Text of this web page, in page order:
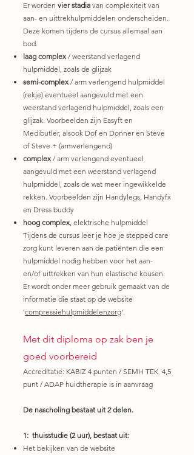
Er worden vier stadia van complexiteit van
aan- en uittrekhulpmiddelen onderscheiden.
Deze komen tijdens de cursus allemaal aan
bod.
laag complex/ weerstand verlagend
hulpmiddel, zoals de glijzak
semi-complex/ arm verlengend hulpmiddel
(rekje) eventueel aangevuld met een
weerstand verlagend hulpmiddel, zoals een
glijzak. Voorbeelden zijn Easyft en
Medibutler, alsook Dof en Donner en Steve
of Steve + (armverlengend)
complex/ arm verlengend eventueel
aangevuld met een weerstand verlagend
hulpmiddel, zoals de wat meer ingewikkelde
rekken. Voorbeelden zijn Handylegs, Handyfx
en Dress buddy
hoog complex, elektrische hulpmiddel
Tijdens de cursus leer je hoe je stepped care
zorg kunt leveren aan de patiënten die een
hulpmiddel nodig hebben voor het aan-
en/of uittrekken van hun elastische kousen.
Er wordt onder meer gebruik gemaakt van de
informatie die staat op de website
'compressiehulpmiddelenzorg'.
Met dit diploma op zak ben je
goed voorbereid
Accreditatie: KABIZ 4 punten / SEMH TEK 4,5
punt / ADAP huidtherapie is in aanvraag
De nascholing bestaat uit 2 delen.
1: thuisstudie (2 uur), bestaat uit:
Het bekijken van de website